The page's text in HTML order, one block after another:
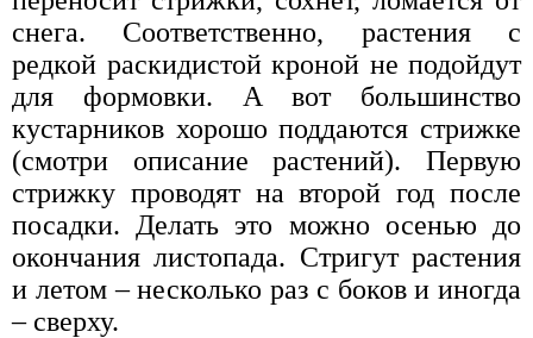
снега. Соответственно, растения с
редкой раскидистой кроной не подойдут
для формовки. А вот большинство
кустарников хорошо поддаются стрижке
(смотри описание растений). Первую
стрижку проводят на второй год после
посадки. Делать это можно осенью до
окончания листопада. Стригут растения
и летом – несколько раз с боков и иногда
– сверху.